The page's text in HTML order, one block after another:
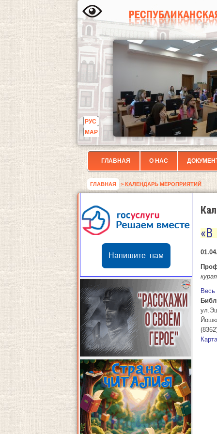
РУС
МАР
ГЛАВНАЯ О НАС
ГЛАВНАЯ > КАЛЕНДАРЬ МЕРОПРИЯТИЙ
Напишите нам
«В
Весь
Карта